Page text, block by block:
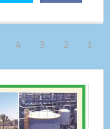
1
2
3
4